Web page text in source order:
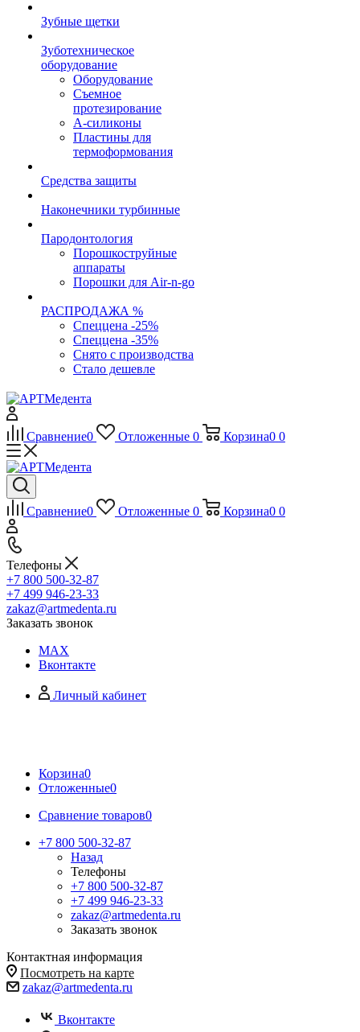
Зубные щетки
Зуботехническое
оборудование
Оборудование
Съемное
протезирование
А-силиконы
Пластины для
термоформования
Средства защиты
Наконечники турбинные
Пародонтология
Порошкоструйные
аппараты
Порошки для Air-n-go
РАСПРОДАЖА %
Спеццена -25%
Спеццена -35%
Снято с производства
Стало дешевле
Сравнение0 Отложенные 0 Корзина0 0
Сравнение0 Отложенные 0 Корзина0 0
Телефоны
+7 800 500-32-87
+7 499 946-23-33
zakaz@artmedenta.ru
Заказать звонок
MAX
Вконтакте
Личный кабинет
Корзина0
Отложенные0
Сравнение товаров0
+7 800 500-32-87
Назад
Телефоны
+7 800 500-32-87
+7 499 946-23-33
zakaz@artmedenta.ru
Заказать звонок
Контактная информация
Посмотреть на карте
zakaz@artmedenta.ru
Вконтакте